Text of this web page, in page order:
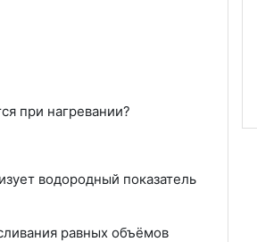
при нагревании?
водородный показатель
равных объёмов